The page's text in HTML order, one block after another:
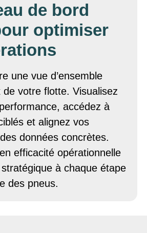
de bord
optimiser
une vue d’ensemble
de votre flotte. Visualisez
accédez à
et alignez vos
données concrètes.
efficacité opérationnelle
à chaque étape
des pneus.